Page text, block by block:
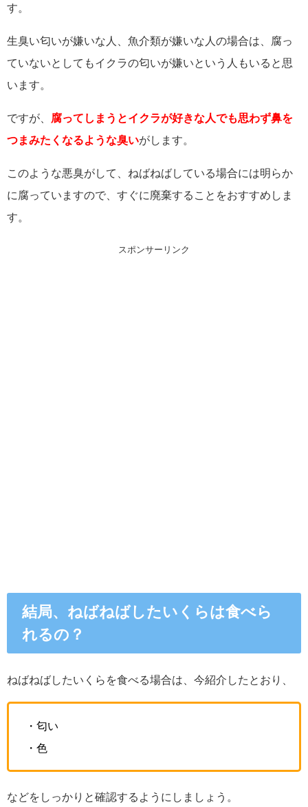
す。
生臭い匂いが嫌いな人、魚介類が嫌いな人の場合は、腐っ
ていないとしてもイクラの匂いが嫌いという人もいると思
います。
ですが、
腐ってしまうとイクラが好きな人でも思わず鼻を
つまみたくなるような臭いがします。
このような悪臭がして、ねばねばしている場合には明らか
に腐っていますので、すぐに廃棄することをおすすめしま
す。
スポンサーリンク
結局、ねばねばしたいくらは食べら
れるの？
ねばねばしたいくらを食べる場合は、今紹介したとおり、
・匂い
・色
などをしっかりと確認するようにしましょう。